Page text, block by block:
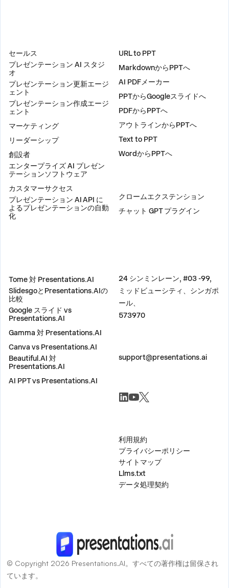
セールス
プレゼンテーション AI スタジ
オ
プレゼンテーション更新エージ
ェント
プレゼンテーション作成エージ
ェント
マーケティング
リーダーシップ
創設者
エンタープライズ AI プレゼン
テーションソフトウェア
カスタマーサクセス
プレゼンテーション AI API に
よるプレゼンテーションの自動
化
URL to PPT
MarkdownからPPTへ
AI PDFメーカー
PPTからGoogleスライドへ
PDFからPPTへ
アウトラインからPPTへ
Text to PPT
WordからPPTへ
クロームエクステンション
チャット GPT プラグイン
Tome 対 Presentations.AI
SlidesgoとPresentations.AIの
比較
Google スライド vs
Presentations.AI
Gamma 対 Presentations.AI
Canva vs Presentations.AI
Beautiful.AI 対
Presentations.AI
AI PPT vs Presentations.AI
24 シンミンレーン, #03 -99,
ミッドビューシティ、シンガポ
ール、
573970
support@presentations.ai
利用規約
プライバシーポリシー
サイトマップ
Llms.txt
データ処理契約
© Copyright 2026 Presentations.AI。すべての著作権は留保され
ています。